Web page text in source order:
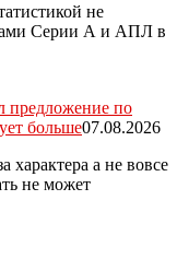
не
Серии А и АПЛ в
предложение по
больше07.08.2026
характера а не вовсе
не может